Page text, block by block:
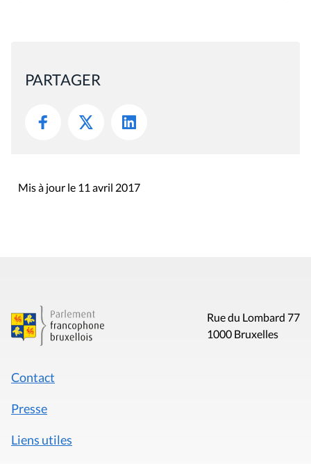
PARTAGER
Mis à jour le 11 avril 2017
Rue du Lombard 77
1000 Bruxelles
Contact
Presse
Liens utiles